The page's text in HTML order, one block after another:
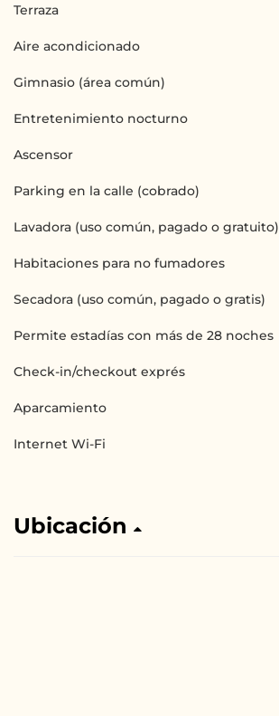
Terraza
Aire acondicionado
Gimnasio (área común)
Entretenimiento nocturno
Ascensor
Parking en la calle (cobrado)
Lavadora (uso común, pagado o gratuito)
Habitaciones para no fumadores
Secadora (uso común, pagado o gratis)
Permite estadías con más de 28 noches
Check-in/checkout exprés
Aparcamiento
Internet Wi-Fi
Ubicación